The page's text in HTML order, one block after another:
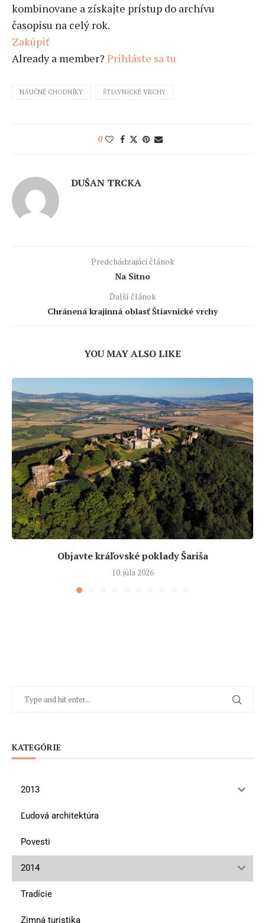
kombinovane a získajte prístup do archívu
časopisu na celý rok.
Zakúpiť
Already a member? Prihláste sa tu
NÁUČNÉ CHODNÍKY ŠTIAVNICKÉ VRCHY
0
DUŠAN TRCKA
Predchádzajúci článok
Na Sitno
Ďalší článok
Chránená krajinná oblasť Štiavnické vrchy
YOU MAY ALSO LIKE
Objavte kráľovské poklady Šariša
10. júla 2026
KATEGÓRIE
2013
Ľudová architektúra
Povesti
2014
Tradície
Zimná turistika